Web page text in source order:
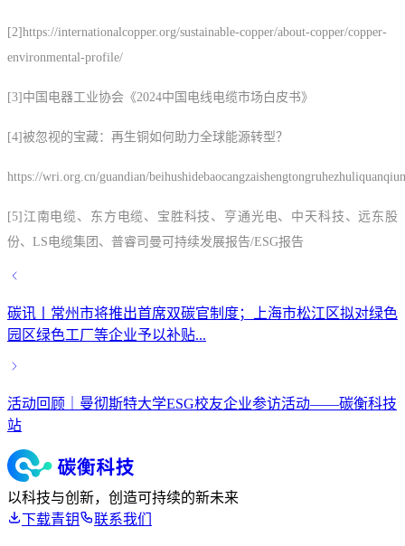
[2]https://internationalcopper.org/sustainable-copper/about-copper/copper-
environmental-profile/
[3]中国电器工业协会《2024中国电线电缆市场白皮书》
[4]被忽视的宝藏：再生铜如何助力全球能源转型？
https://wri.org.cn/guandian/
[5]江南电缆、东方电缆、宝胜科技、亨通光电、中天科技、远东股
份、LS电缆集团、普睿司曼可持续发展报告/ESG报告
碳讯丨常州市将推出首席双碳官制度；上海市松江区拟对绿色
园区绿色工厂等企业予以补贴...
活动回顾｜曼彻斯特大学ESG校友企业参访活动——碳衡科技
站
以科技与创新，创造可持续的新未来
下载青钥
联系我们